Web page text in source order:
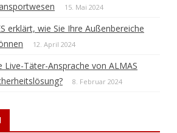
15. Mai 2024
erklärt, wie Sie Ihre Außenbereiche
12. April 2024
Live-Täter-Ansprache von ALMAS
8. Februar 2024